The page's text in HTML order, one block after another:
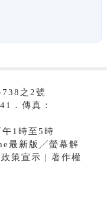
之2號
．傳真：
1時至5時
最新版╱螢幕解
策宣示 | 著作權